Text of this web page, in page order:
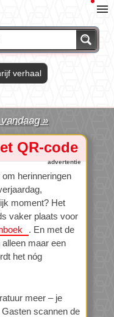
verhaal
»
QR-code
herinneringen
moment? Het
vaker plaats voor
. En met de
maar een
het nóg
meer – je
Gasten scannen de